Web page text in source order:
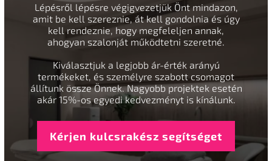
Lépésről lépésre végigvezetjük Önt mindazon,
amit be kell szereznie, át kell gondolnia és úgy
kell rendeznie, hogy megfeleljen annak,
ahogyan szalonját működtetni szeretné.
Kiválasztjuk a legjobb ár-érték arányú
termékeket, és személyre szabott csomagot
állítunk össze Önnek. Nagyobb projektek esetén
akár 15%-os egyedi kedvezményt is kínálunk.
Kérjen kulcsrakész segítséget